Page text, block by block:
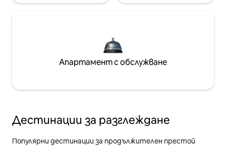
Апартамент с обслужване
Дестинации за разглеждане
Популярни дестинации за продължителен престой